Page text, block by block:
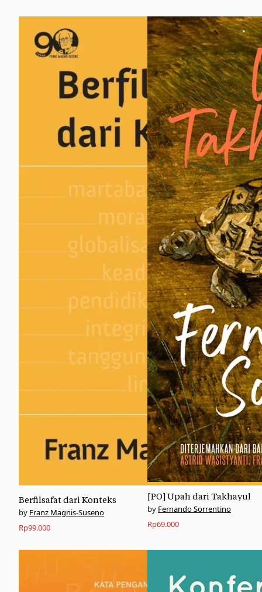
Berfilsafat dari Konteks
Franz Magnis-Suseno
Rp99.000
[PO] Upah dari Takhayul
Fernando Sorrentino
Rp69.000